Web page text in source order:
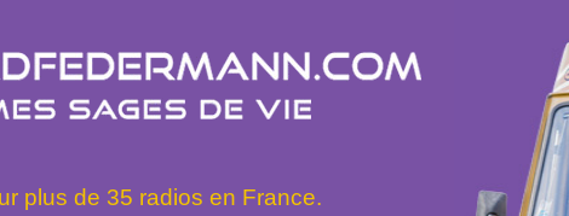
plus de 35 radios en France.